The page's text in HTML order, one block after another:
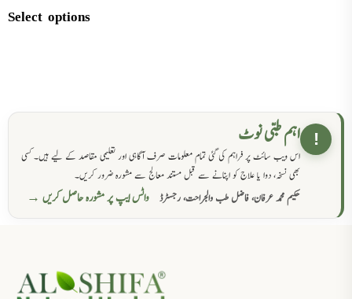
Select options
! اہم طبی نوٹ
اس ویب سائٹ پر فراہم کی گئی تمام معلومات صرف آگاہی اور تعلیمی مقاصد کے لیے ہیں۔ کسی
بھی نسخہ، دوا یا علاج کو اپنانے سے قبل مستند معالج سے مشورہ ضرور کریں۔
حکیم محمد عرفان، فاضل طب والجراحت، رجسٹرڈ
واٹس ایپ پر مشورہ حاصل کریں →